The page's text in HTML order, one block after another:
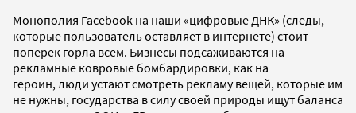
Монополия Facebook на наши «цифровые ДНК» (следы,
которые пользователь оставляет в интернете) стоит
поперек горла всем. Бизнесы подсаживаются на
рекламные ковровые бомбардировки, как на
героин, люди устают смотреть рекламу вещей, которые им
не нужны, государства в силу своей природы ищут баланса